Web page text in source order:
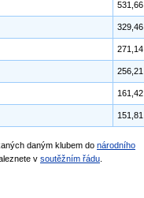
531,66
329,46
271,14
256,21
161,42
151,81
daným klubem do národního
v soutěžním řádu